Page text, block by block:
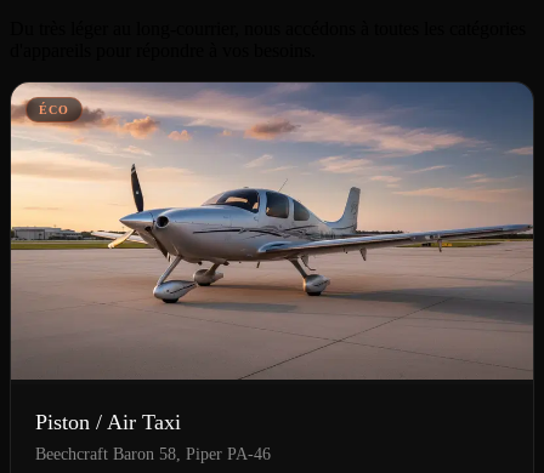
ÉCO
Piston / Air Taxi
Beechcraft Baron 58, Piper PA-46